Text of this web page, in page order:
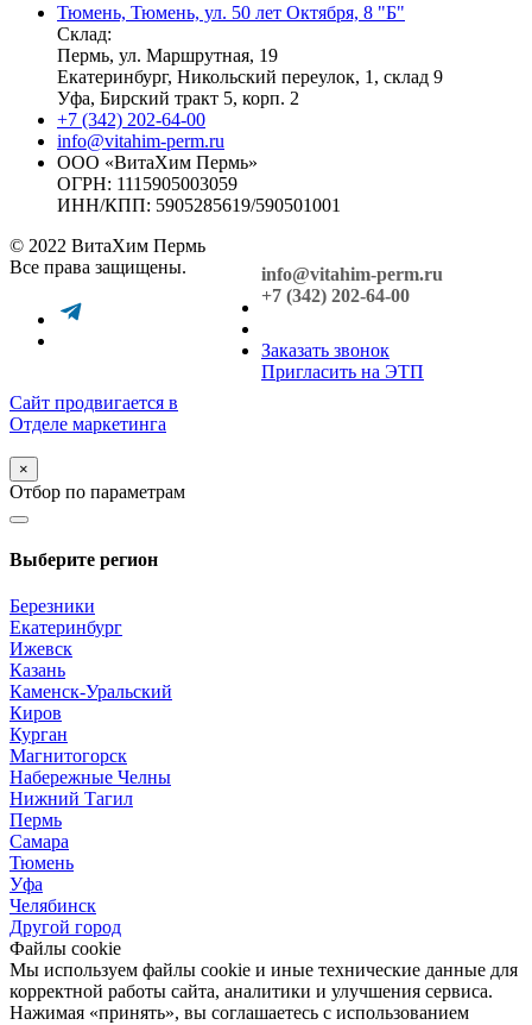
Тюмень, Тюмень, ул. 50 лет Октября, 8 "Б"
Склад:
Пермь, ул. Маршрутная, 19
Екатеринбург, Никольский переулок, 1, склад 9
Уфа, Бирский тракт 5, корп. 2
+7 (342) 202-64-00
info@vitahim-perm.ru
ООО «ВитаХим Пермь»
ОГРН: 1115905003059
ИНН/КПП: 5905285619/590501001
© 2022 ВитаХим Пермь
Все права защищены.
info@vitahim-perm.ru
+7 (342) 202-64-00
Заказать звонок
Пригласить на ЭТП
Сайт продвигается в
Отделе маркетинга
×
Отбор по параметрам
Выберите регион
Березники
Екатеринбург
Ижевск
Казань
Каменск-Уральский
Киров
Курган
Магнитогорск
Набережные Челны
Нижний Тагил
Пермь
Самара
Тюмень
Уфа
Челябинск
Другой город
Файлы cookie
Мы используем файлы cookie и иные технические данные для
корректной работы сайта, аналитики и улучшения сервиса.
Нажимая «принять», вы соглашаетесь с использованием